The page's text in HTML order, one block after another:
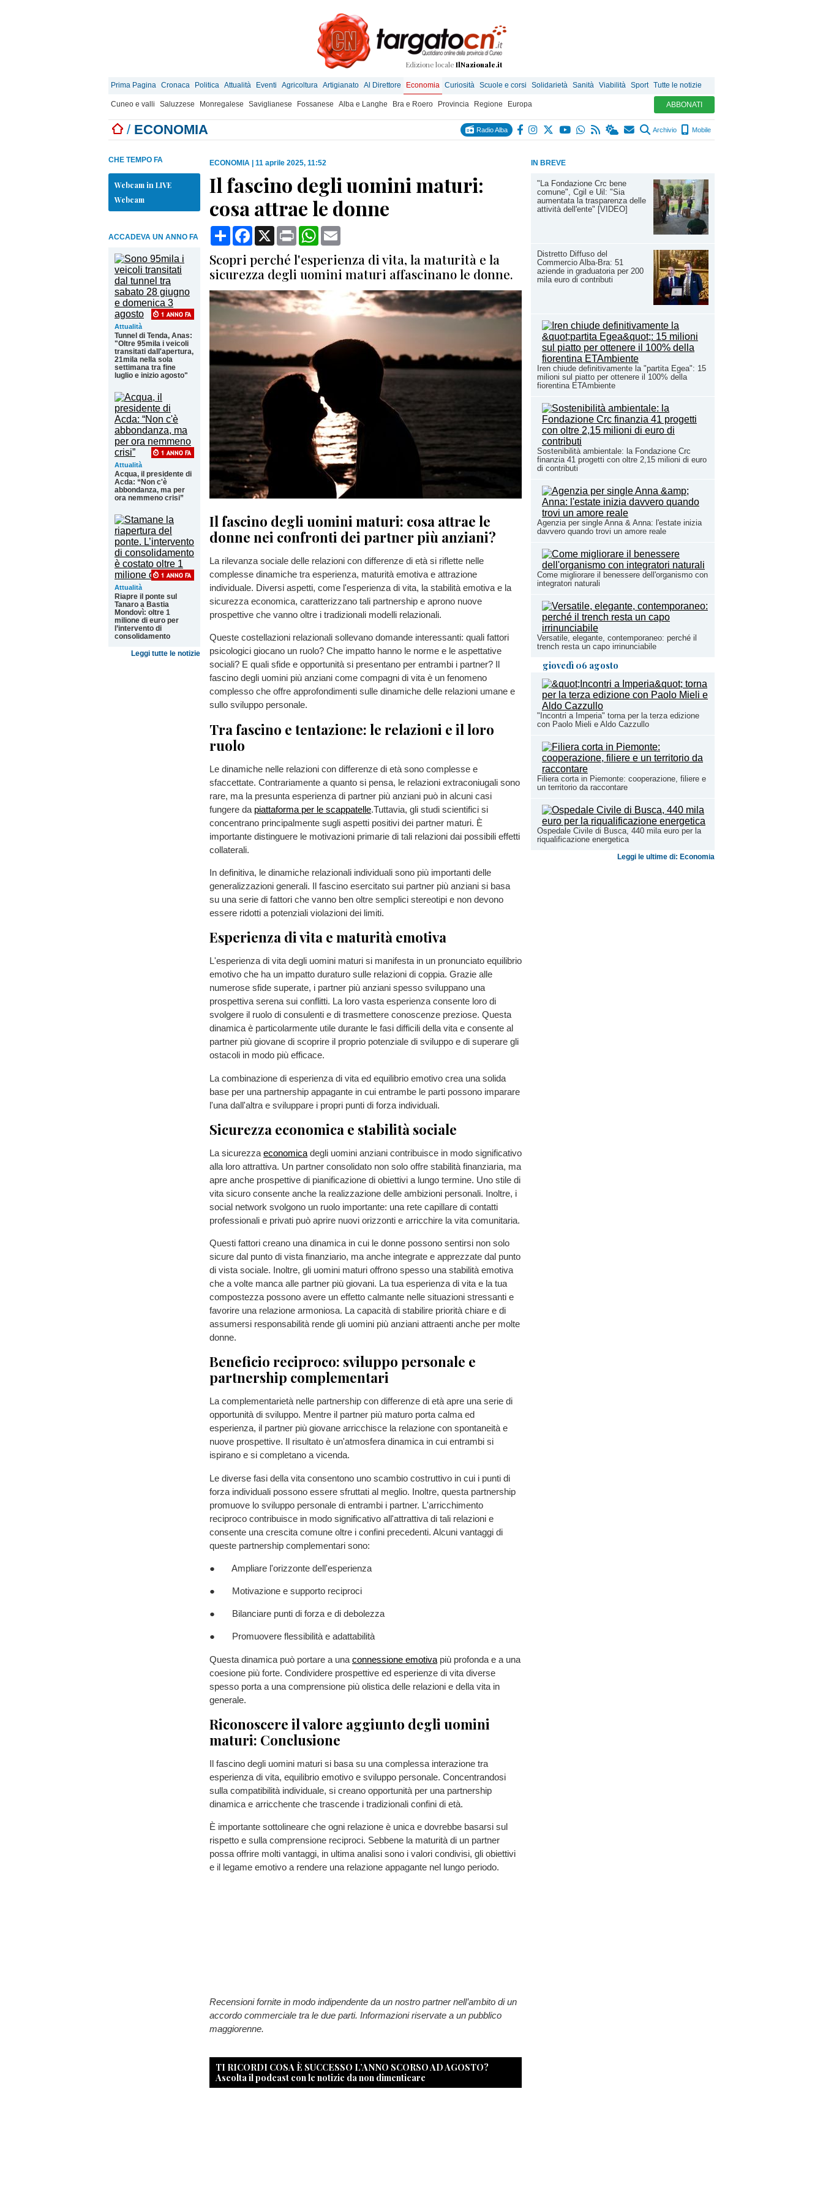
Edizione locale IlNazionale.it
Prima Pagina Cronaca Politica Attualità Eventi Agricoltura Artigianato Al Direttore Economia Curiosità Scuole e corsi Solidarietà Sanità Viabilità Sport Tutte le notizie
Cuneo e valli Saluzzese Monregalese Saviglianese Fossanese Alba e Langhe Bra e Roero Provincia Regione Europa ABBONATI
/ ECONOMIA Radio Alba Archivio Mobile
IN BREVE
"La Fondazione Crc bene
comune", Cgil e Uil: "Sia
aumentata la trasparenza delle
attività dell'ente" [VIDEO]
Distretto Diffuso del
Commercio Alba-Bra: 51
aziende in graduatoria per 200
mila euro di contributi
Iren chiude definitivamente la "partita Egea": 15
milioni sul piatto per ottenere il 100% della
fiorentina ETAmbiente
Sostenibilità ambientale: la Fondazione Crc
finanzia 41 progetti con oltre 2,15 milioni di euro
di contributi
Agenzia per single Anna & Anna: l'estate inizia
davvero quando trovi un amore reale
Come migliorare il benessere dell'organismo con
integratori naturali
Versatile, elegante, contemporaneo: perché il
trench resta un capo irrinunciabile
giovedì 06 agosto
"Incontri a Imperia" torna per la terza edizione
con Paolo Mieli e Aldo Cazzullo
Filiera corta in Piemonte: cooperazione, filiere e
un territorio da raccontare
Ospedale Civile di Busca, 440 mila euro per la
riqualificazione energetica
Leggi le ultime di: Economia
CHE TEMPO FA
Webcam in LIVE
Webcam
ACCADEVA UN ANNO FA
Attualità
Tunnel di Tenda, Anas:
"Oltre 95mila i veicoli
transitati dall'apertura,
21mila nella sola
settimana tra fine
luglio e inizio agosto"
Attualità
Acqua, il presidente di
Acda: “Non c'è
abbondanza, ma per
ora nemmeno crisi”
Attualità
Riapre il ponte sul
Tanaro a Bastia
Mondovì: oltre 1
milione di euro per
l’intervento di
consolidamento
Leggi tutte le notizie
ECONOMIA 11 aprile 2025, 11:52
Il fascino degli uomini maturi:
cosa attrae le donne
CondividiFacebook
X Print WhatsApp
Scopri perché l'esperienza di vita, la maturità e la
sicurezza degli uomini maturi affascinano le donne.
Il fascino degli uomini maturi: cosa attrae le
donne nei confronti dei partner più anziani?
La rilevanza sociale delle relazioni con differenze di età si riflette nelle
complesse dinamiche tra esperienza, maturità emotiva e attrazione
individuale. Diversi aspetti, come l'esperienza di vita, la stabilità emotiva e la
sicurezza economica, caratterizzano tali partnership e aprono nuove
prospettive che vanno oltre i tradizionali modelli relazionali.
Queste costellazioni relazionali sollevano domande interessanti: quali fattori
psicologici giocano un ruolo? Che impatto hanno le norme e le aspettative
sociali? E quali sfide e opportunità si presentano per entrambi i partner? Il
fascino degli uomini più anziani come compagni di vita è un fenomeno
complesso che offre approfondimenti sulle dinamiche delle relazioni umane e
sullo sviluppo personale.
Tra fascino e tentazione: le relazioni e il loro
ruolo
Le dinamiche nelle relazioni con differenze di età sono complesse e
sfaccettate. Contrariamente a quanto si pensa, le relazioni extraconiugali sono
rare, ma la presunta esperienza di partner più anziani può in alcuni casi
fungere da piattaforma per le scappatelle.Tuttavia, gli studi scientifici si
concentrano principalmente sugli aspetti positivi dei partner maturi. È
importante distinguere le motivazioni primarie di tali relazioni dai possibili effetti
collaterali.
In definitiva, le dinamiche relazionali individuali sono più importanti delle
generalizzazioni generali. Il fascino esercitato sui partner più anziani si basa
su una serie di fattori che vanno ben oltre semplici stereotipi e non devono
essere ridotti a potenziali violazioni dei limiti.
Esperienza di vita e maturità emotiva
L'esperienza di vita degli uomini maturi si manifesta in un pronunciato equilibrio
emotivo che ha un impatto duraturo sulle relazioni di coppia. Grazie alle
numerose sfide superate, i partner più anziani spesso sviluppano una
prospettiva serena sui conflitti. La loro vasta esperienza consente loro di
svolgere il ruolo di consulenti e di trasmettere conoscenze preziose. Questa
dinamica è particolarmente utile durante le fasi difficili della vita e consente al
partner più giovane di scoprire il proprio potenziale di sviluppo e di superare gli
ostacoli in modo più efficace.
La combinazione di esperienza di vita ed equilibrio emotivo crea una solida
base per una partnership appagante in cui entrambe le parti possono imparare
l'una dall'altra e sviluppare i propri punti di forza individuali.
Sicurezza economica e stabilità sociale
La sicurezza economica degli uomini anziani contribuisce in modo significativo
alla loro attrattiva. Un partner consolidato non solo offre stabilità finanziaria, ma
apre anche prospettive di pianificazione di obiettivi a lungo termine. Uno stile di
vita sicuro consente anche la realizzazione delle ambizioni personali. Inoltre, i
social network svolgono un ruolo importante: una rete capillare di contatti
professionali e privati ​​può aprire nuovi orizzonti e arricchire la vita comunitaria.
Questi fattori creano una dinamica in cui le donne possono sentirsi non solo
sicure dal punto di vista finanziario, ma anche integrate e apprezzate dal punto
di vista sociale. Inoltre, gli uomini maturi offrono spesso una stabilità emotiva
che a volte manca alle partner più giovani. La tua esperienza di vita e la tua
compostezza possono avere un effetto calmante nelle situazioni stressanti e
favorire una relazione armoniosa. La capacità di stabilire priorità chiare e di
assumersi responsabilità rende gli uomini più anziani attraenti anche per molte
donne.
Beneficio reciproco: sviluppo personale e
partnership complementari
La complementarietà nelle partnership con differenze di età apre una serie di
opportunità di sviluppo. Mentre il partner più maturo porta calma ed
esperienza, il partner più giovane arricchisce la relazione con spontaneità e
nuove prospettive. Il risultato è un'atmosfera dinamica in cui entrambi si
ispirano e si completano a vicenda.
Le diverse fasi della vita consentono uno scambio costruttivo in cui i punti di
forza individuali possono essere sfruttati al meglio. Inoltre, questa partnership
promuove lo sviluppo personale di entrambi i partner. L'arricchimento
reciproco contribuisce in modo significativo all'attrattiva di tali relazioni e
consente una crescita comune oltre i confini precedenti. Alcuni vantaggi di
queste partnership complementari sono:
● Ampliare l'orizzonte dell'esperienza
● Motivazione e supporto reciproci
● Bilanciare punti di forza e di debolezza
● Promuovere flessibilità e adattabilità
Questa dinamica può portare a una connessione emotiva più profonda e a una
coesione più forte. Condividere prospettive ed esperienze di vita diverse
spesso porta a una comprensione più olistica delle relazioni e della vita in
generale.
Riconoscere il valore aggiunto degli uomini
maturi: Conclusione
Il fascino degli uomini maturi si basa su una complessa interazione tra
esperienza di vita, equilibrio emotivo e sviluppo personale. Concentrandosi
sulla compatibilità individuale, si creano opportunità per una partnership
dinamica e arricchente che trascende i tradizionali confini di età.
È importante sottolineare che ogni relazione è unica e dovrebbe basarsi sul
rispetto e sulla comprensione reciproci. Sebbene la maturità di un partner
possa offrire molti vantaggi, in ultima analisi sono i valori condivisi, gli obiettivi
e il legame emotivo a rendere una relazione appagante nel lungo periodo.
Recensioni fornite in modo indipendente da un nostro partner nell’ambito di un
accordo commerciale tra le due parti. Informazioni riservate a un pubblico
maggiorenne.
TI RICORDI COSA È SUCCESSO L’ANNO SCORSO AD AGOSTO?
Ascolta il podcast con le notizie da non dimenticare